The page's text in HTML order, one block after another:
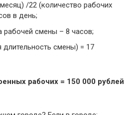
/22 (количество рабочих
в день;
рабочей смены – 8 часов;
длительность смены) = 17
рабочих = 150 000 рублей